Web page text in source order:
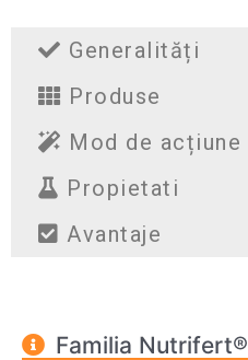
Generalități
Produse
Mod de acțiune
Propietati
Avantaje
Familia Nutrifert®